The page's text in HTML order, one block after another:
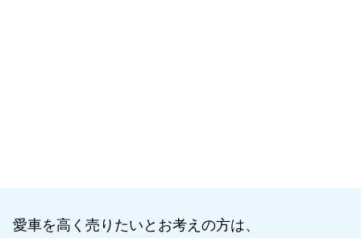
愛車を高く売りたいとお考えの方は、